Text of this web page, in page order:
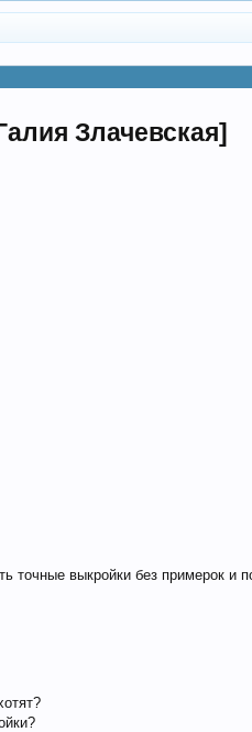
Злачевская]
точные выкройки без примерок и